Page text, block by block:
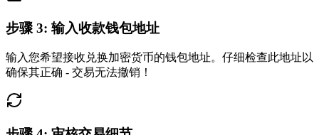
步骤 3: 输入收款钱包地址
输入您希望接收兑换加密货币的钱包地址。仔细检查此地址以
确保其正确 - 交易无法撤销！